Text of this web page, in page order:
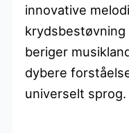
innovative
beriger
dybere
universelt sprog.